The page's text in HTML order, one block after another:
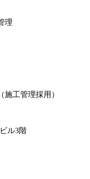
理
工管理採用）
ル3階